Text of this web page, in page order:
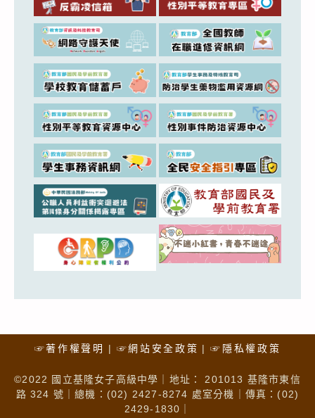
☞著作權聲明 ☞網站安全政策 ☞隱私權政策
©2022 國立基隆女子高級中學｜地址： 201013 基隆市東信
路 324 號｜總機：(02) 2427-8274 處室分機｜傳真：(02)
2429-1830｜